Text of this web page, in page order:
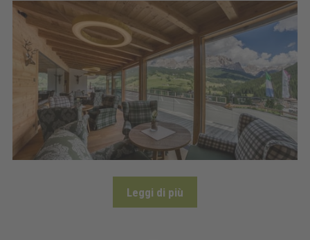
Leggi di più